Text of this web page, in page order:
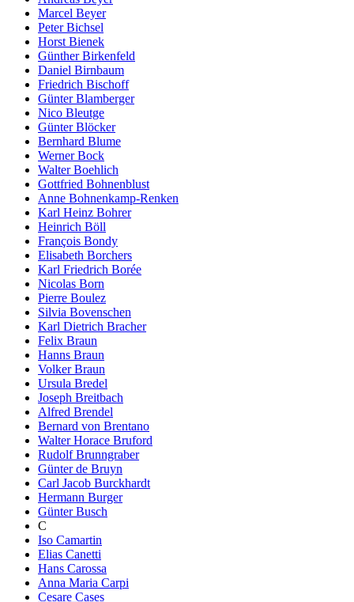
Marcel Beyer
Peter Bichsel
Horst Bienek
Günther Birkenfeld
Daniel Birnbaum
Friedrich Bischoff
Günter Blamberger
Nico Bleutge
Günter Blöcker
Bernhard Blume
Werner Bock
Walter Boehlich
Gottfried Bohnenblust
Anne Bohnenkamp-Renken
Karl Heinz Bohrer
Heinrich Böll
François Bondy
Elisabeth Borchers
Karl Friedrich Borée
Nicolas Born
Pierre Boulez
Silvia Bovenschen
Karl Dietrich Bracher
Felix Braun
Hanns Braun
Volker Braun
Ursula Bredel
Joseph Breitbach
Alfred Brendel
Bernard von Brentano
Walter Horace Bruford
Rudolf Brunngraber
Günter de Bruyn
Carl Jacob Burckhardt
Hermann Burger
Günter Busch
C
Iso Camartin
Elias Canetti
Hans Carossa
Anna Maria Carpi
Cesare Cases